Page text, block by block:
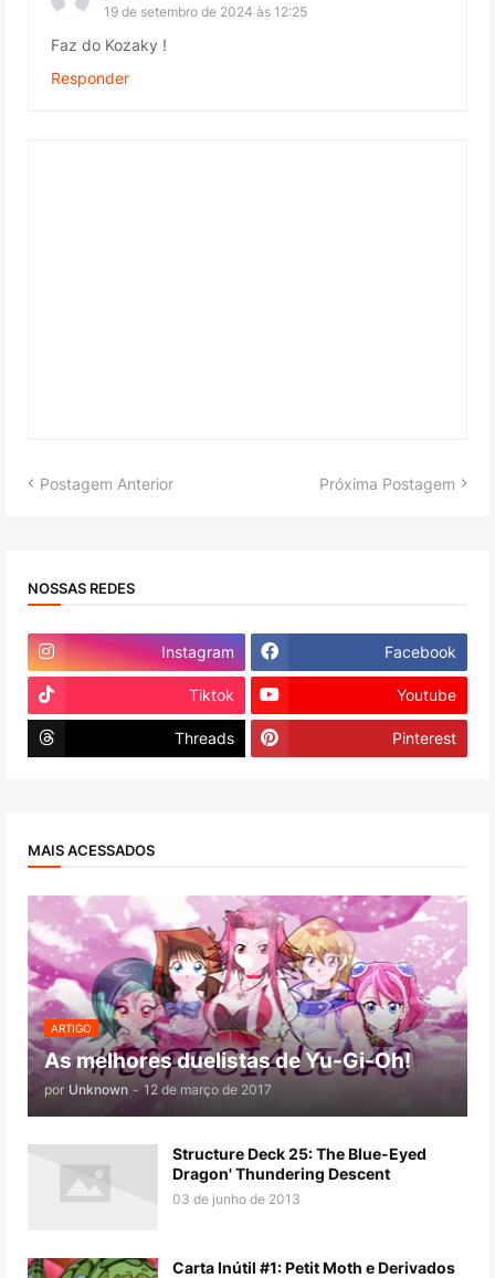
19 de setembro de 2024 às 12:25
Faz do Kozaky !
Responder
Postagem Anterior Próxima Postagem
NOSSAS REDES
Instagram Facebook
Tiktok Youtube
Threads Pinterest
MAIS ACESSADOS
ARTIGO
As melhores duelistas de Yu-Gi-Oh!
por Unknown - 12 de março de 2017
Structure Deck 25: The Blue-Eyed
Dragon' Thundering Descent
03 de junho de 2013
Carta Inútil #1: Petit Moth e Derivados